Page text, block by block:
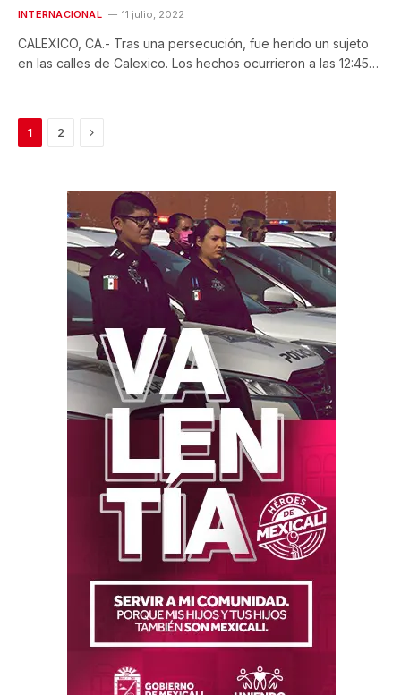
INTERNACIONAL 11 julio, 2022
CALEXICO, CA.- Tras una persecución, fue herido un sujeto
en las calles de Calexico. Los hechos ocurrieron a las 12:45…
1 2 Next